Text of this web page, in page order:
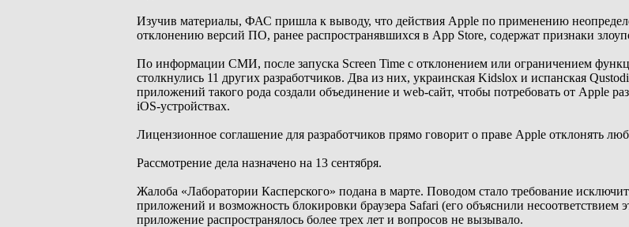
Изучив материалы, ФАС пришла к выводу, что действия Apple по применению
отклонению версий ПО, ранее распространявшихся в App Store, содержат признаки
По информации СМИ, после запуска Screen Time с отклонением или ограничением
столкнулись 11 других разработчиков. Два из них, украинская Kidslox и испанская
приложений такого рода создали объединение и web-сайт, чтобы потребовать от Apple
iOS-устройствах.
Лицензионное соглашение для разработчиков прямо говорит о праве Apple отклонять
Рассмотрение дела назначено на 13 сентября.
Жалоба «Лаборатории Касперского» подана в марте. Поводом стало требование
приложений и возможность блокировки браузера Safari (его объяснили
приложение распространялось более трех лет и вопросов не вызывало.